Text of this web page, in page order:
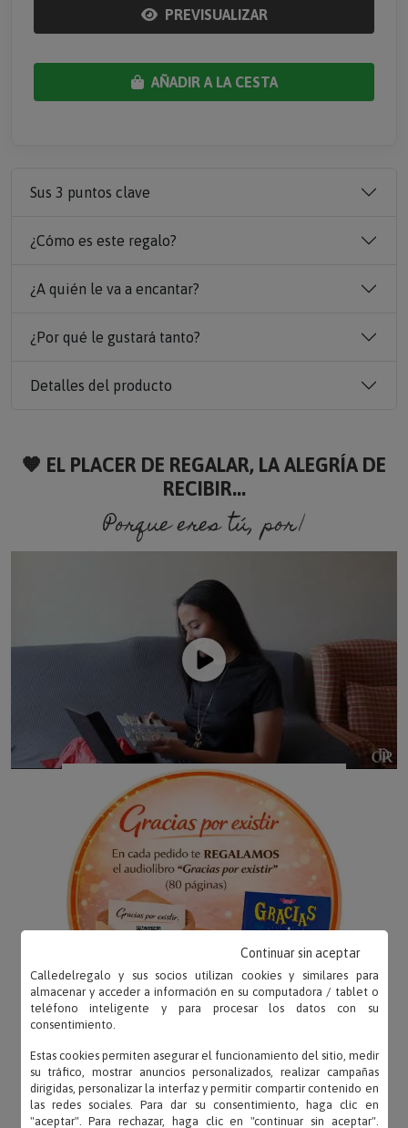
Sus 3 puntos clave
¿Cómo es este regalo?
¿A quién le va a encantar?
¿Por qué le gustará tanto?
Detalles del producto
🧡 EL PLACER DE REGALAR, LA ALEGRÍA DE
RECIBIR...
Porque eres tú, porque so
Calledelregalo y sus socios utilizan cookies y similares para
almacenar y acceder a información en su computadora / tablet o
teléfono inteligente y para procesar los datos con su
consentimiento.
Estas cookies permiten asegurar el funcionamiento del sitio, medir
su tráfico, mostrar anuncios personalizados, realizar campañas
dirigidas, personalizar la interfaz y permitir compartir contenido en
las redes sociales. Para dar su consentimiento, haga clic en
"aceptar". Para rechazar, haga clic en "continuar sin aceptar".
Continuar sin aceptar